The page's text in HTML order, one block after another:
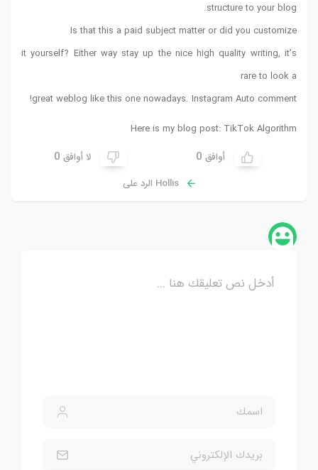
structure to your blog.
Is that this a paid subject matter or did you customize
it yourself? Either way stay up the nice high quality writing, it’s
rare to look a
great weblog like this one nowadays. Instagram Auto comment
!
Here is my blog post: TikTok Algorithm
أوافق 0 لا أوافق 0
Hollis الرد على